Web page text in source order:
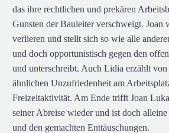
das ihre rechtlichen und prekären
Gunsten der Bauleiter verschweigt. Joan
verlieren und stellt sich so wie alle
und doch opportunistisch gegen den
und unterschreibt. Auch Lidia erzählt
ähnlichen Unzufriedenheit am
Freizeitaktivität. Am Ende trifft Joan
seiner Abreise wieder und ist doch
und den gemachten Enttäuschungen.